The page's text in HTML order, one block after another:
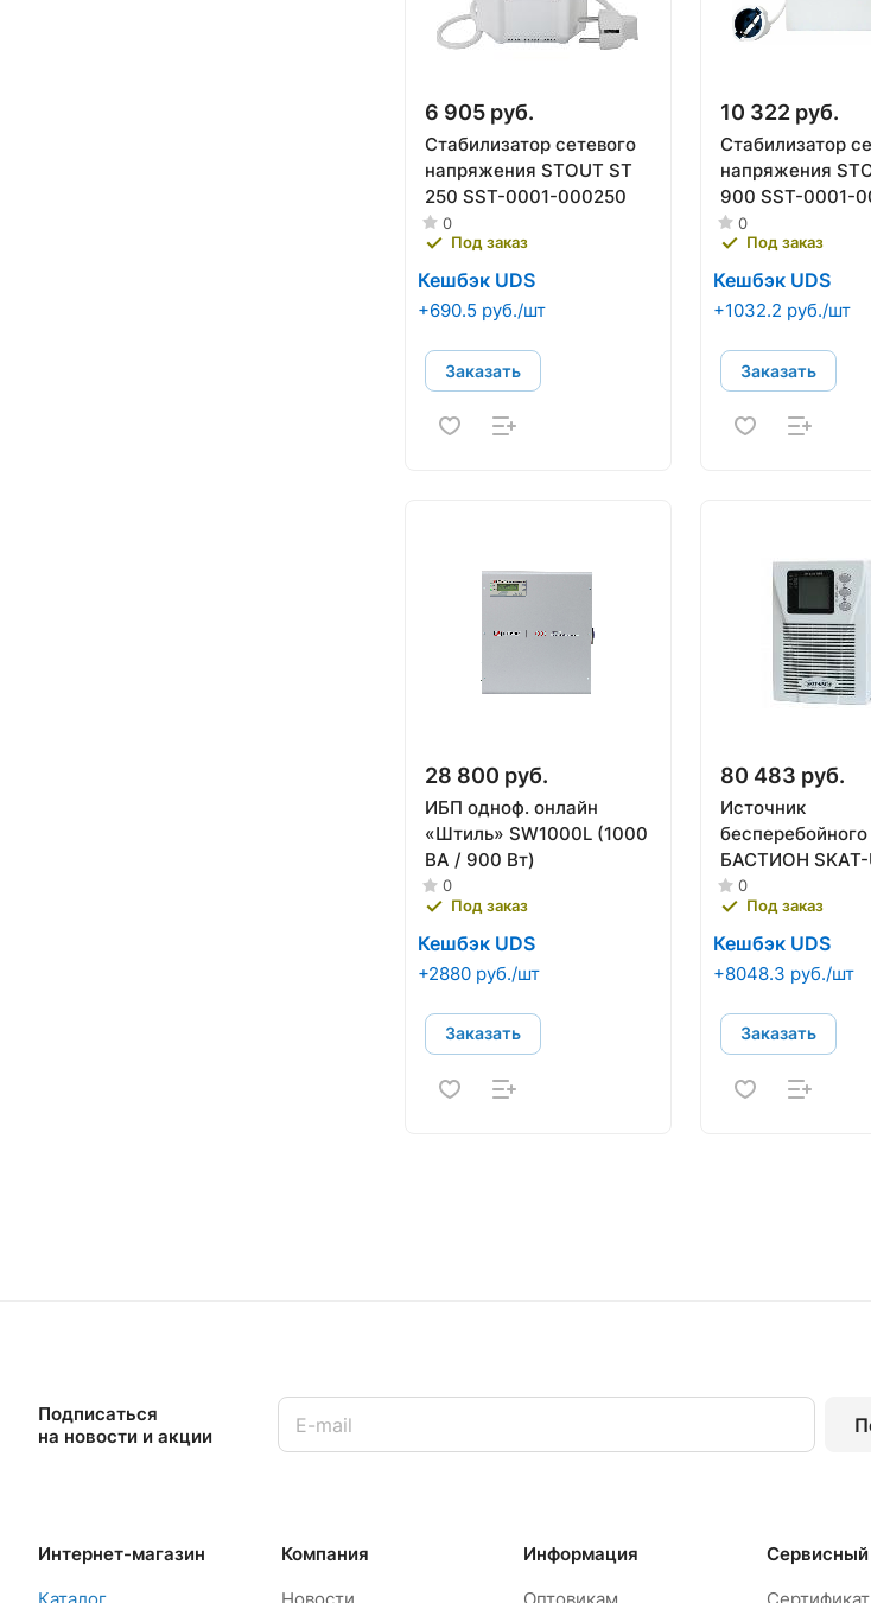
6 905 руб.
Стабилизатор сетевого
напряжения STOUT ST
250 SST-0001-000250
0
Под заказ
Кешбэк UDS
+690.5 руб./шт
Заказать
10 322 руб.
Стабилизатор
напряжения
900 SST-0001-
0
Под заказ
Кешбэк UDS
+1032.2 руб./шт
Заказать
28 800 руб.
ИБП одноф. онлайн
«Штиль» SW1000L (1000
ВА / 900 Вт)
0
Под заказ
Кешбэк UDS
+2880 руб./шт
Заказать
80 483 руб.
Источник
бесперебойного
БАСТИОН SKAT-
1000 (24V)
0
Под заказ
Кешбэк UDS
+8048.3 руб./шт
Заказать
Подписаться
на новости и акции
Интернет-магазин
Компания
Информация
Сервисный